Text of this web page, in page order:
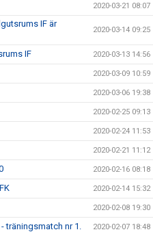
2020-03-21 08:07
IF är
2020-03-14 09:25
IF 2020-03-13 14:56
2020-03-09 10:59
2020-03-06 19:38
2020-02-25 09:13
2020-02-24 11:53
2020-02-21 11:12
2020-02-16 08:18
2020-02-14 15:32
2020-02-08 19:30
träningsmatch nr 1. 2020-02-07 18:48